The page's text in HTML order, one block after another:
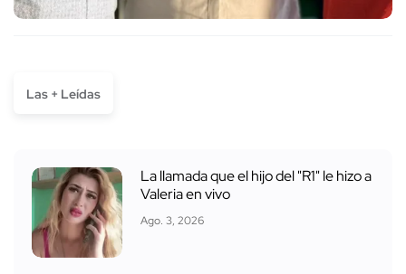
Las + Leídas
La llamada que el hijo del "R1" le hizo a
Valeria en vivo
Ago. 3, 2026